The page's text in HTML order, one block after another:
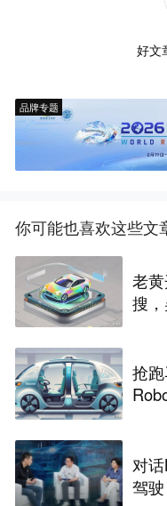
好文
品牌专题
你可能也喜欢这些文
老
搜
抢
对
驾